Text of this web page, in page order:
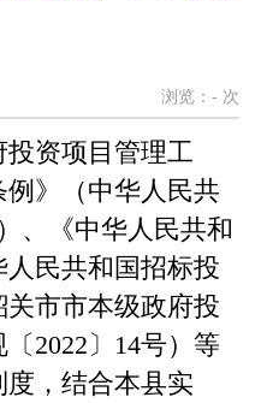
浏览：- 次
资项目管理工
》（中华人民共
、《中华人民共和
民共和国招标投
市市本级政府投
2022〕14号）等
，结合本县实